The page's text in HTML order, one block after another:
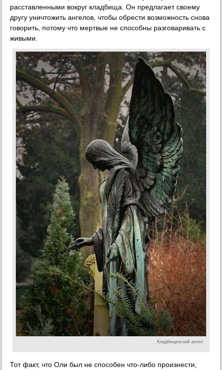
расставленными вокруг кладбища. Он предлагает своему
другу уничтожить ангелов, чтобы обрести возможность снова
говорить, потому что мертвые не способны разговаривать с
живыми.
Кладбищенский ангел
Тот факт, что Оли был не способен что-либо произнести,